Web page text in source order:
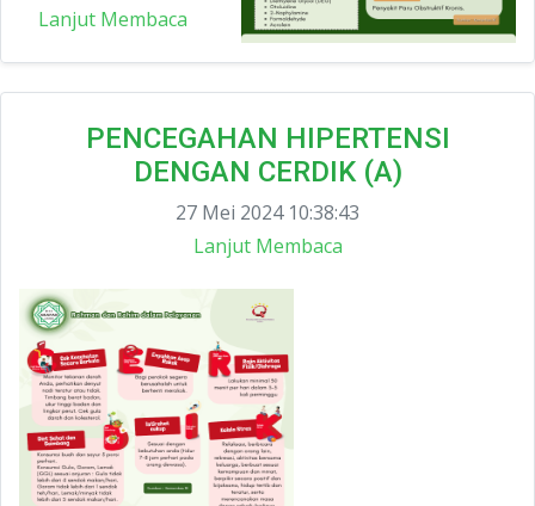
Lanjut Membaca
PENCEGAHAN HIPERTENSI
DENGAN CERDIK (A)
27 Mei 2024 10:38:43
Lanjut Membaca